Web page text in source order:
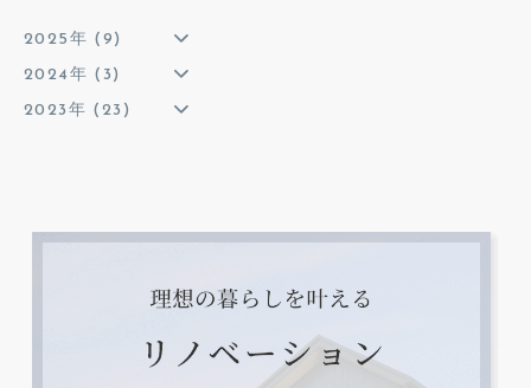
2025年 (9)
2024年 (3)
2023年 (23)